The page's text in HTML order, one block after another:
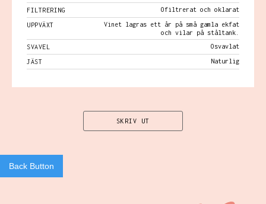
FILTRERING Ofiltrerat och oklarat
UPPVÄXT
Vinet lagras ett år på små gamla ekfat
och vilar på ståltank.
SVAVEL
Osvavlat
JÄST Naturlig
SKRIV UT
Back Button